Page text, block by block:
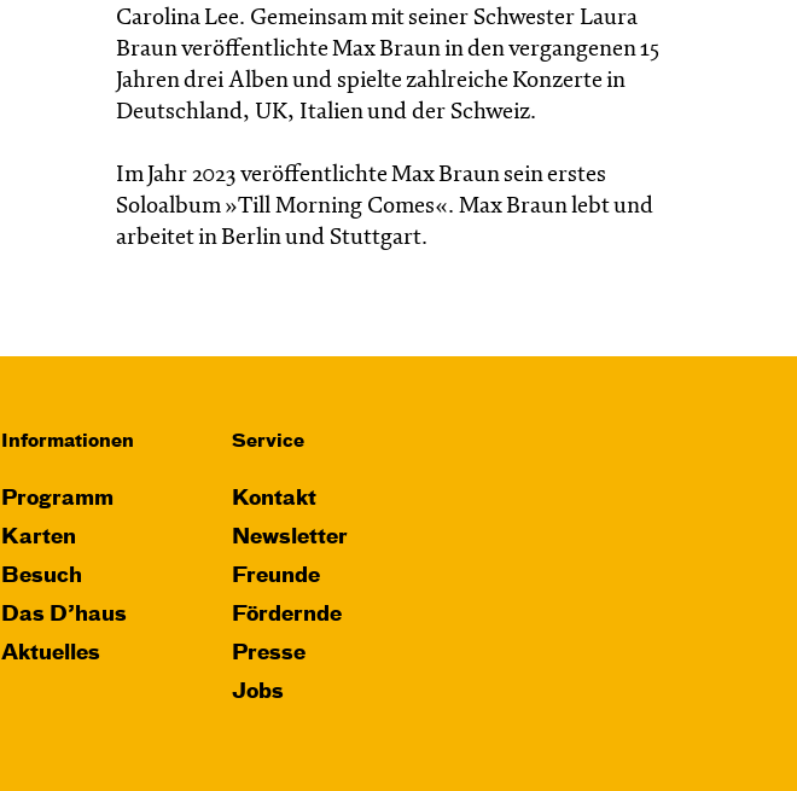
Carolina Lee. Gemeinsam mit seiner Schwester Laura
Braun veröffentlichte Max Braun in den vergangenen 15
Jahren drei Alben und spielte zahlreiche Konzerte in
Deutschland, UK, Italien und der Schweiz.
Im Jahr 2023 veröffentlichte Max Braun sein erstes
Soloalbum »Till Morning Comes«. Max Braun lebt und
arbeitet in Berlin und Stuttgart.
Informationen
Programm
Karten
Besuch
Das D’haus
Aktuelles
Service
Kontakt
Newsletter
Freunde
Fördernde
Presse
Jobs